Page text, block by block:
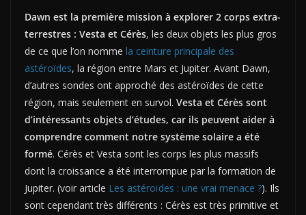
Dawn est la première mission à explorer 2 corps extra-
terrestres : Vesta et Cérès, les deux objets les plus gros
de ce que l’on nomme la ceinture principale des
astéroïdes, la région entre Mars et Jupiter. Avant Dawn,
d’autres sondes ont approché des astéroïdes de cette
région, mais seulement en survol. Vesta et Cérès sont
d’intéressants objets d’études, car ils peuvent aider à
comprendre comment notre système solaire a été
formé. Cérès et Vesta sont les corps les plus massifs
dont la croissance a été interrompue par la formation de
Jupiter. (voir article Les astéroïdes : une vrai menace ?). Ils
sont cependant très différents : Cérès est très primitive et